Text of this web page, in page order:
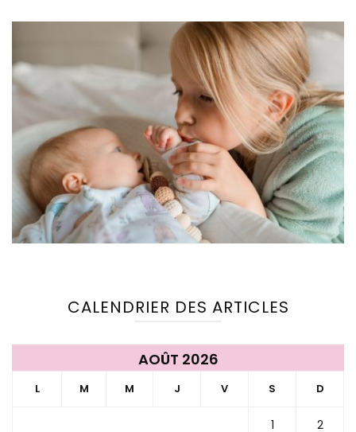
CALENDRIER DES ARTICLES
AOÛT 2026
L M M J V S D
1 2